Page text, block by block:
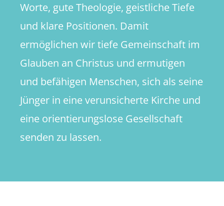
Worte, gute Theologie, geistliche Tiefe
und klare Positionen. Damit
ermöglichen wir tiefe Gemeinschaft im
Glauben an Christus und ermutigen
und befähigen Menschen, sich als seine
Jünger in eine verunsicherte Kirche und
eine orientierungslose Gesellschaft
senden zu lassen.